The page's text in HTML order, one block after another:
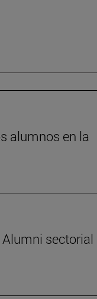
alumnos en la
sectorial